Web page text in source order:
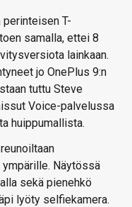
T-
samalla, ettei 8
lainkaan.
jo OnePlus 9:n
tuttu Steve
Voice-palvelussa
huippumallista.
ympärille. Näytössä
sekä pienehkö
lyöty selfiekamera.